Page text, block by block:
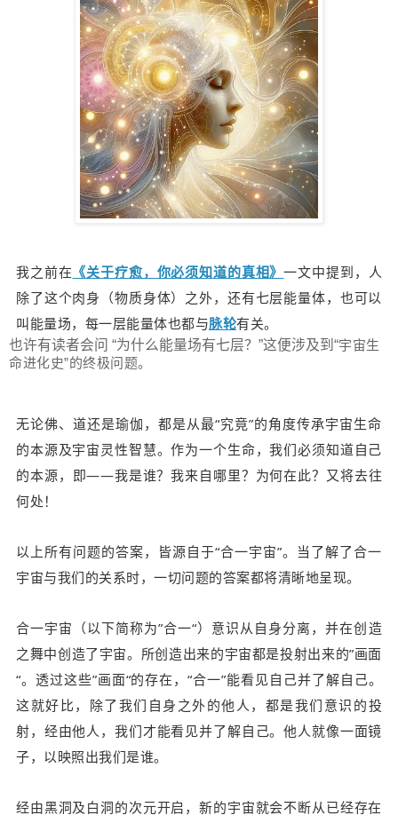
我之前在 《关于疗愈，你必须知道的真相》一文中提到，人
除了这个肉身（物质身体）之外，还有七层能量体，也可以
叫能量场，每一层能量体也都与脉轮有关。
也许有读者会问 “为什么能量场有七层？”这便涉及到“宇宙生
命进化史”的终极问题。
无论佛、道还是瑜伽，都是从最“究竟”的角度传承宇宙生命
的本源及宇宙灵性智慧。作为一个生命，我们必须知道自己
的本源，即——我是谁？我来自哪里？为何在此？又将去往
何处！
以上所有问题的答案，皆源自于“合一宇宙”。当了解了合一
宇宙与我们的关系时，一切问题的答案都将清晰地呈现。
合一宇宙 （以下简称为”合一“） 意识从自身分离，并在创造
之舞中创造了宇宙。所创造出来的宇宙都是投射出来的”画面
“。透过这些”画面“的存在，“合一”能看见自己并了解自己。
这就好比，除了我们自身之外的他人，都是我们意识的投
射，经由他人，我们才能看见并了解自己。他人就像一面镜
子，以映照出我们是谁。
经由黑洞及白洞的次元开启，新的宇宙就会不断从已经存在